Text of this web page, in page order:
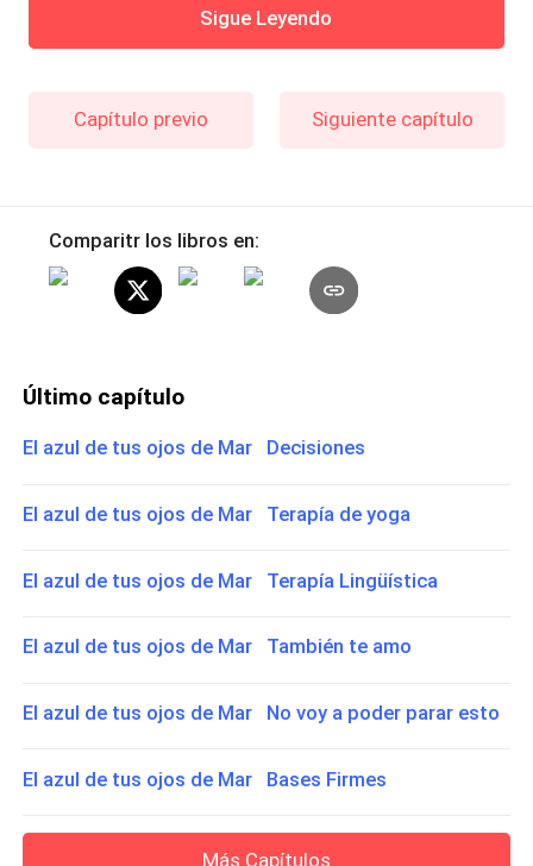
Sigue Leyendo
Capítulo previo Siguiente capítulo
Comparitr los libros en:
Último capítulo
El azul de tus ojos de Mar Decisiones
El azul de tus ojos de Mar Terapía de yoga
El azul de tus ojos de Mar Terapía Lingüística
El azul de tus ojos de Mar También te amo
El azul de tus ojos de Mar No voy a poder parar esto
El azul de tus ojos de Mar Bases Firmes
Más Capítulos